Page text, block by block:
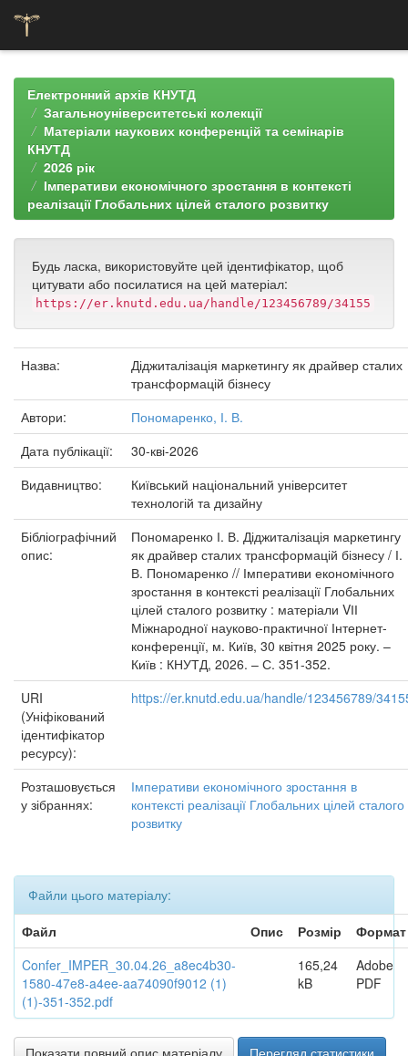
navigationЕлектронний архів КНУТД
Загальноуніверситетські колекції
Матеріали наукових конференцій та семінарів
КНУТД
2026 рік
Імперативи економічного зростання в контексті
реалізації Глобальних цілей сталого розвитку
Будь ласка, використовуйте цей ідентифікатор, щоб
цитувати або посилатися на цей матеріал:
https://er.knutd.edu.ua/handle/123456789/34155
Назва:
Діджиталізація маркетингу як драйвер сталих
трансформацій бізнесу
Автори:
Пономаренко, І. В.
Дата публікації:
30-кві-2026
Видавництво:
Київський національний університет
технологій та дизайну
Бібліографічний
опис:
Пономаренко І. В. Діджиталізація маркетингу
як драйвер сталих трансформацій бізнесу / І.
В. Пономаренко // Імперативи економічного
зростання в контексті реалізації Глобальних
цілей сталого розвитку : матеріали VІІ
Міжнародної науково-практичної Інтернет-
конференції, м. Київ, 30 квітня 2025 року. –
Київ : КНУТД, 2026. – С. 351-352.
URI
(Уніфікований
ідентифікатор
ресурсу):
https://er.knutd.edu.ua/handle/123456789/
Розташовується
у зібраннях:
Імперативи економічного зростання в
контексті реалізації Глобальних цілей сталого
розвитку
Файли цього матеріалу:
Файл
Опис Розмір
Формат
Confer_IMPER_30.04.26_a8ec4b30-
1580-47e8-a4ee-aa74090f9012 (1)
(1)-351-352.pdf
165,24
kB
Adobe
PDF
Показати повний опис матеріалу Перегляд статистики